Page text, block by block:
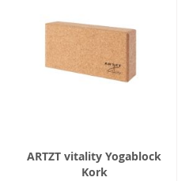
ARTZT vitality Yogablock
Kork